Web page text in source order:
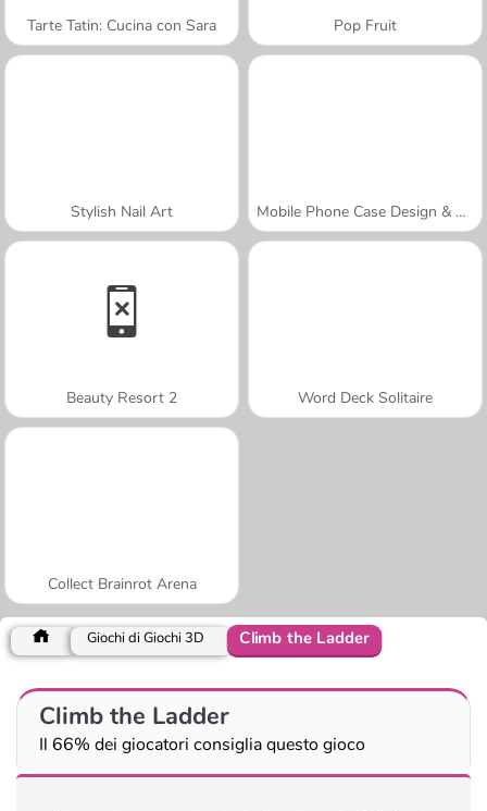
Tarte Tatin: Cucina con Sara Pop Fruit
Stylish Nail Art Mobile Phone Case Design & DIY
Beauty Resort 2 Word Deck Solitaire
Collect Brainrot Arena
Giochi di Giochi 3D Climb the Ladder
Climb the Ladder
Il 66% dei giocatori consiglia questo gioco